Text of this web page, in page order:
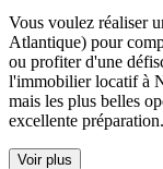
Vous voulez réaliser
Atlantique) pour
ou profiter d'une
l'immobilier locatif à
mais les plus belles
excellente préparation.
Voir plus